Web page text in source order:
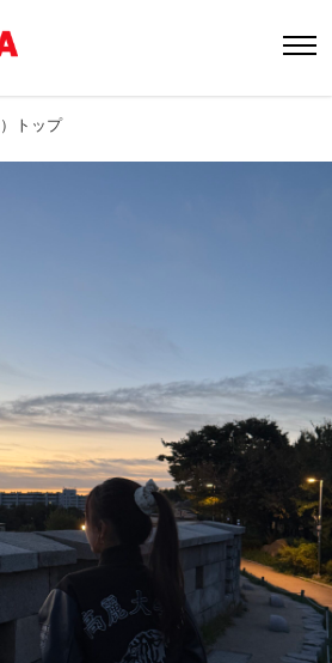
） トップ